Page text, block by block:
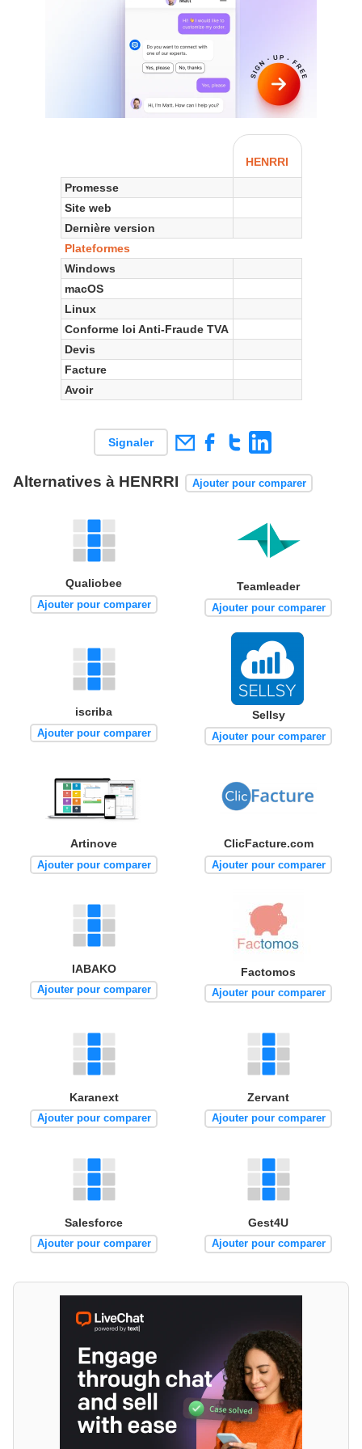
HENRRI
Promesse
Site web
Dernière version
Plateformes
Windows
macOS
Linux
Conforme loi Anti-Fraude TVA
Devis
Facture
Avoir
Signaler
Alternatives à HENRRI Ajouter pour comparer
Qualiobee
Ajouter pour comparer
Teamleader
Ajouter pour comparer
iscriba
Ajouter pour comparer
Sellsy
Ajouter pour comparer
Artinove
Ajouter pour comparer
ClicFacture.com
Ajouter pour comparer
IABAKO
Ajouter pour comparer
Factomos
Ajouter pour comparer
Karanext
Ajouter pour comparer
Zervant
Ajouter pour comparer
Salesforce
Ajouter pour comparer
Gest4U
Ajouter pour comparer